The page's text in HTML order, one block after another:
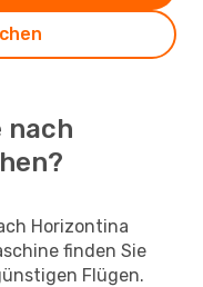
nach
Horizontina
finden Sie
Flügen.